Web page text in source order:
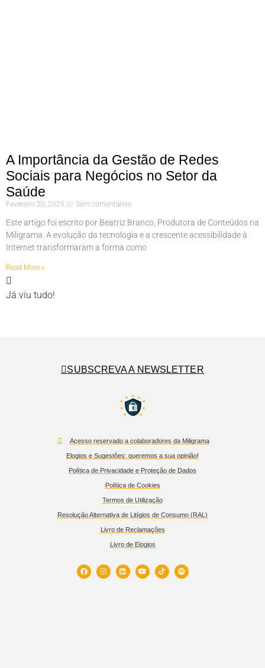
A Importância da Gestão de Redes
Sociais para Negócios no Setor da
Saúde
Fevereiro 20, 2025 Sem comentários
Este artigo foi escrito por Beatriz Branco, Produtora de Conteúdos na
Miligrama. A evolução da tecnologia e a crescente acessibilidade à
Internet transformaram a forma como
Read More »
Já viu tudo!
SUBSCREVA A NEWSLETTER
Acesso reservado a colaboradores da Miligrama
Elogios e Sugestões: queremos a sua opinião!
Política de Privacidade e Proteção de Dados
Política de Cookies
Termos de Utilização
Resolução Alternativa de Litígios de Consumo (RAL)
Livro de Reclamações
Livro de Elogios